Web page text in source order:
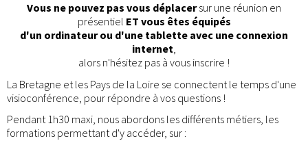
Vous ne pouvez pas vous déplacersur une réunion en
présentiel ET vous êtes équipés
d'un ordinateur ou d'une tablette avec une connexion
internet,
alors n'hésitez pas à vous inscrire !
La Bretagne et les Pays de la Loire se connectent le temps d'une
visioconférence, pour répondre à vos questions !
Pendant 1h30 maxi, nous abordons les différents métiers, les
formations permettant d'y accéder, sur :